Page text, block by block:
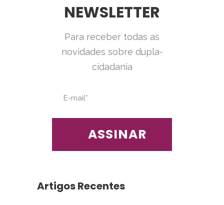
NEWSLETTER
Para receber todas as
novidades sobre dupla-
cidadania
Artigos Recentes